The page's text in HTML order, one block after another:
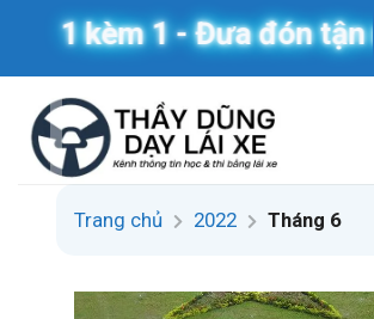
content
1 kèm 1 - Đưa đón tận nơi
Trang chủ 2022 Tháng 6